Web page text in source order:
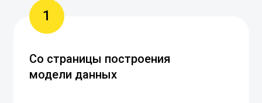
1
Со страницы построения
модели данных